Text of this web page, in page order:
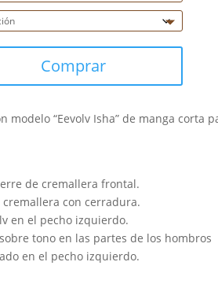
Comprar
modelo “Eevolv Isha” de manga corta
de cremallera frontal.
con cerradura.
en el pecho izquierdo.
tono en las partes de los hombros
en el pecho izquierdo.